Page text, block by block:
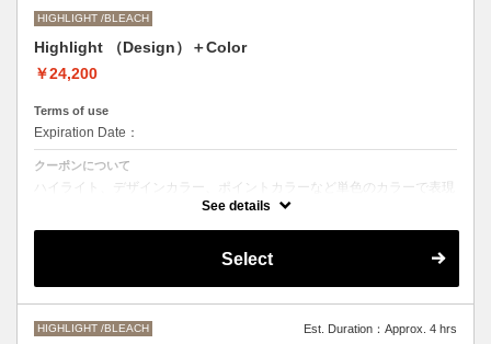
HIGHLIGHT /BLEACH
Highlight （Design）＋Color
￥24,200
Terms of use
Expiration Date：
クーポンについて
ハイライト、デザインカラー、ポイントカラーなど単色のカラーで表現
できないデザインをご希望の方はこちらのメニューをお選びください。
●ご希望の色やカラー履歴、デザインによっては１度のブリーチでは表
施術時間、料金が前後する場合がございます。
M ¥＋550 L¥＋1100 LL¥＋2200
See details
Select
HIGHLIGHT /BLEACH Est. Duration：Approx. 4 hrs